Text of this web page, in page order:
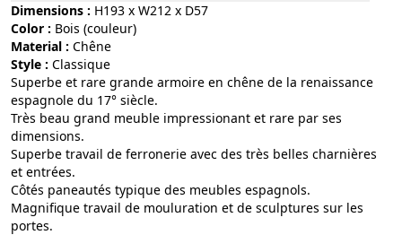
Dimensions : H193 x W212 x D57
Color :
bois (couleur)
Material :
chêne
Style :
classique
Superbe et rare grande armoire en chêne de la renaissance
espagnole du 17° siècle.
Très beau grand meuble impressionant et rare par ses
dimensions.
Superbe travail de ferronerie avec des très belles charnières
et entrées.
Côtés paneautés typique des meubles espagnols.
Magnifique travail de mouluration et de sculptures sur les
portes.